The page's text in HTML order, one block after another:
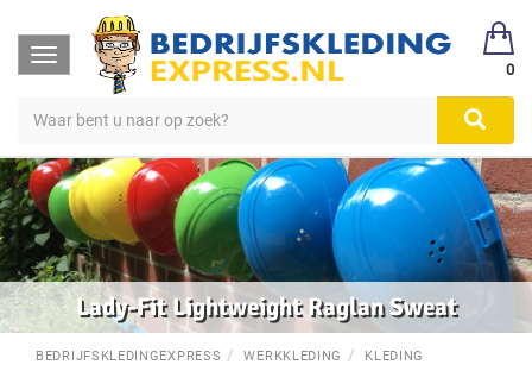
Toggle
navigation
0
Lady-Fit Lightweight Raglan Sweat
BEDRIJFSKLEDINGEXPRESS WERKKLEDING
KLEDING